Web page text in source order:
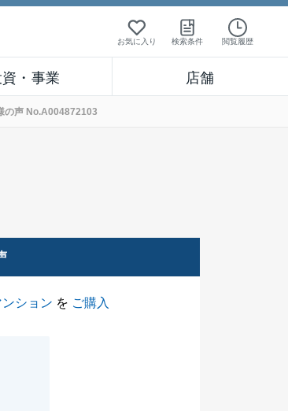
お気に入り 検索条件 閲覧履歴
・事業 店舗
の声 No.A004872103
ンション を ご購入